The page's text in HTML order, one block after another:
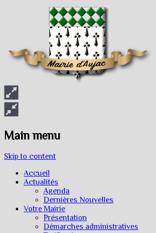
Main menu
Skip to content
Accueil
Actualités
Agenda
Dernières Nouvelles
Votre Mairie
Présentation
Démarches administratives